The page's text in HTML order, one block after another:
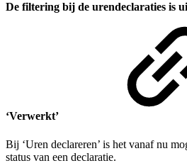
De filtering bij de urendeclaraties is
‘Verwerkt’
Bij ‘Uren declareren’ is het vanaf nu
status van een declaratie.